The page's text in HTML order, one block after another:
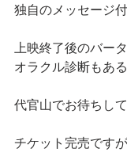
独自のメッセー
上映終了後のバー
オラクル診断もあ
代官山でお待ちし
チケット完売ですが